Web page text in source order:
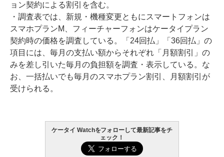
ョン契約による割引を含む。
・調査表では、新規・機種変更ともにスマートフォンは
スマホプランM、フィーチャーフォンはケータイプラン
契約時の価格を調査している。「24回払」「36回払」の
項目には、毎月の支払い額からそれぞれ「月額割引」の
みを差し引いた毎月の負担額を調査・表示している。な
お、一括払いでも毎月のスマホプラン割引、月額割引が
受けられる。
ケータイ Watchをフォローして最新記事をチ
ェック！